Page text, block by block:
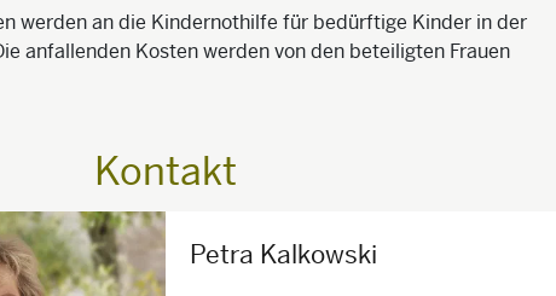
werden an die Kindernothilfe für bedürftige Kinder in der
anfallenden Kosten werden von den beteiligten Frauen
Kontakt
Petra Kalkowski